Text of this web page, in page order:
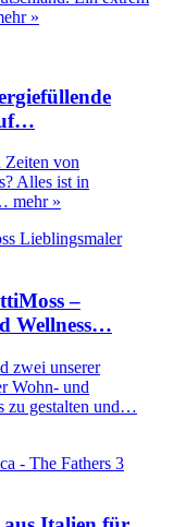
»
Zeiten von
Alles ist in
mehr »
–
Wellness…
zwei unserer
Wohn- und
zu gestalten und…